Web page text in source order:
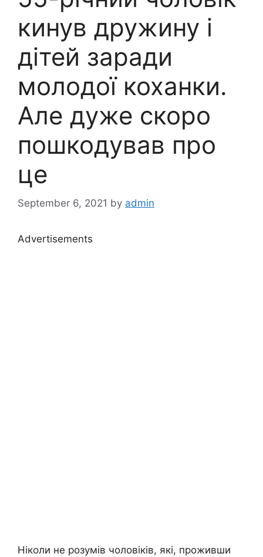
кинув дружину і
дітей заради
молодої коханки.
Але дуже скоро
пошкодував про
це
September 6, 2021 by admin
Advertisements
Ніколи не розумів чоловіків, які, проживши